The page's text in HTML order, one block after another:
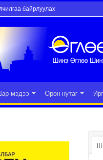
байрлуулах
мэдээ Орон нутаг